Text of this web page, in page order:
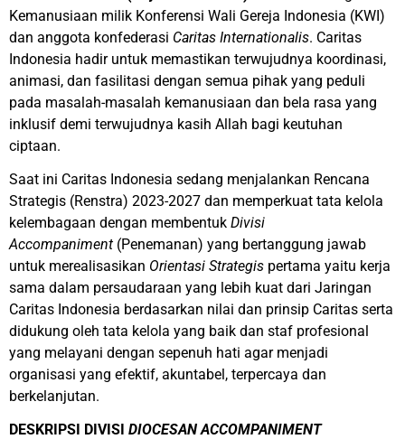
Kemanusiaan milik Konferensi Wali Gereja Indonesia (KWI)
dan anggota konfederasi Caritas Internationalis. Caritas
Indonesia hadir untuk memastikan terwujudnya koordinasi,
animasi, dan fasilitasi dengan semua pihak yang peduli
pada masalah-masalah kemanusiaan dan bela rasa yang
inklusif demi terwujudnya kasih Allah bagi keutuhan
ciptaan.
Saat ini Caritas Indonesia sedang menjalankan Rencana
Strategis (Renstra) 2023-2027 dan memperkuat tata kelola
kelembagaan dengan membentuk Divisi
Accompaniment (Penemanan) yang bertanggung jawab
untuk merealisasikan Orientasi Strategis pertama yaitu kerja
sama dalam persaudaraan yang lebih kuat dari Jaringan
Caritas Indonesia berdasarkan nilai dan prinsip Caritas serta
didukung oleh tata kelola yang baik dan staf profesional
yang melayani dengan sepenuh hati agar menjadi
organisasi yang efektif, akuntabel, terpercaya dan
berkelanjutan.
DESKRIPSI DIVISI DIOCESAN ACCOMPANIMENT